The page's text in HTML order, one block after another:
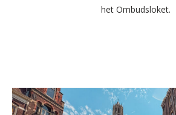
het Ombudsloket.